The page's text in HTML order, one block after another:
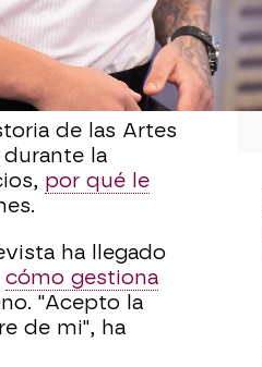
Esta
de la UFC ha
sobre su
de las Artes
la
por qué le
ha llegado
cómo gestiona
"Acepto la
de mi", ha